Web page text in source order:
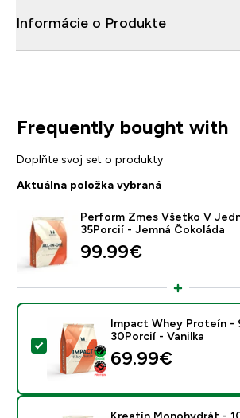
Informácie o Produkte
Frequently bought with
Doplňte svoj set o produkty
Aktuálna položka vybraná
Perform Zmes Všetko V
35Porcií - Jemná Čokoláda
99.99€‎
Vybrať tento produkt - Impact
Impact Whey Proteín -
30Porcií - Vanilka
69.99€‎
Kreatín Monohydrát -